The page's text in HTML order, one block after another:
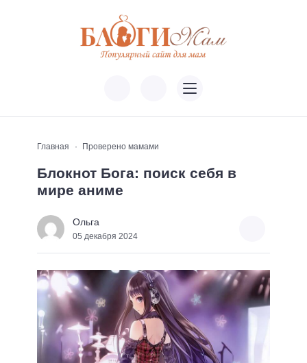
Главная Проверено мамами
Блокнот Бога: поиск себя в
мире аниме
Ольга
05 декабря 2024